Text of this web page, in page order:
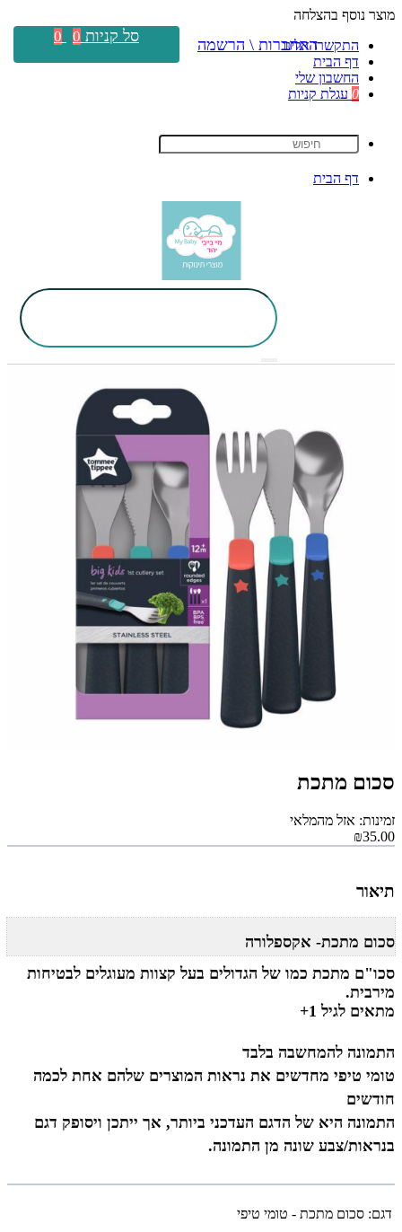
מוצר נוסף בהצלחה
התקשרו אלינו
דף הבית
החשבון שלי
0 עגלת קניות
דף הבית
התחברות \ הרשמה סל קניות 0
0
סכום מתכת
זמינות: אזל מהמלאי
₪35.00
תיאור
סכום מתכת- אקספלורה
סכו"ם מתכת כמו של הגדולים בעל קצוות מעוגלים לבטיחות
מירבית.
מתאים לגיל 1+
התמונה להמחשבה בלבד
טומי טיפי מחדשים את נראות המוצרים שלהם אחת לכמה
חודשים
התמונה היא של הדגם העדכני ביותר, אך ייתכן ויסופק דגם
בנראות/צבע שונה מן התמונה.
דגם: סכום מתכת - טומי טיפי